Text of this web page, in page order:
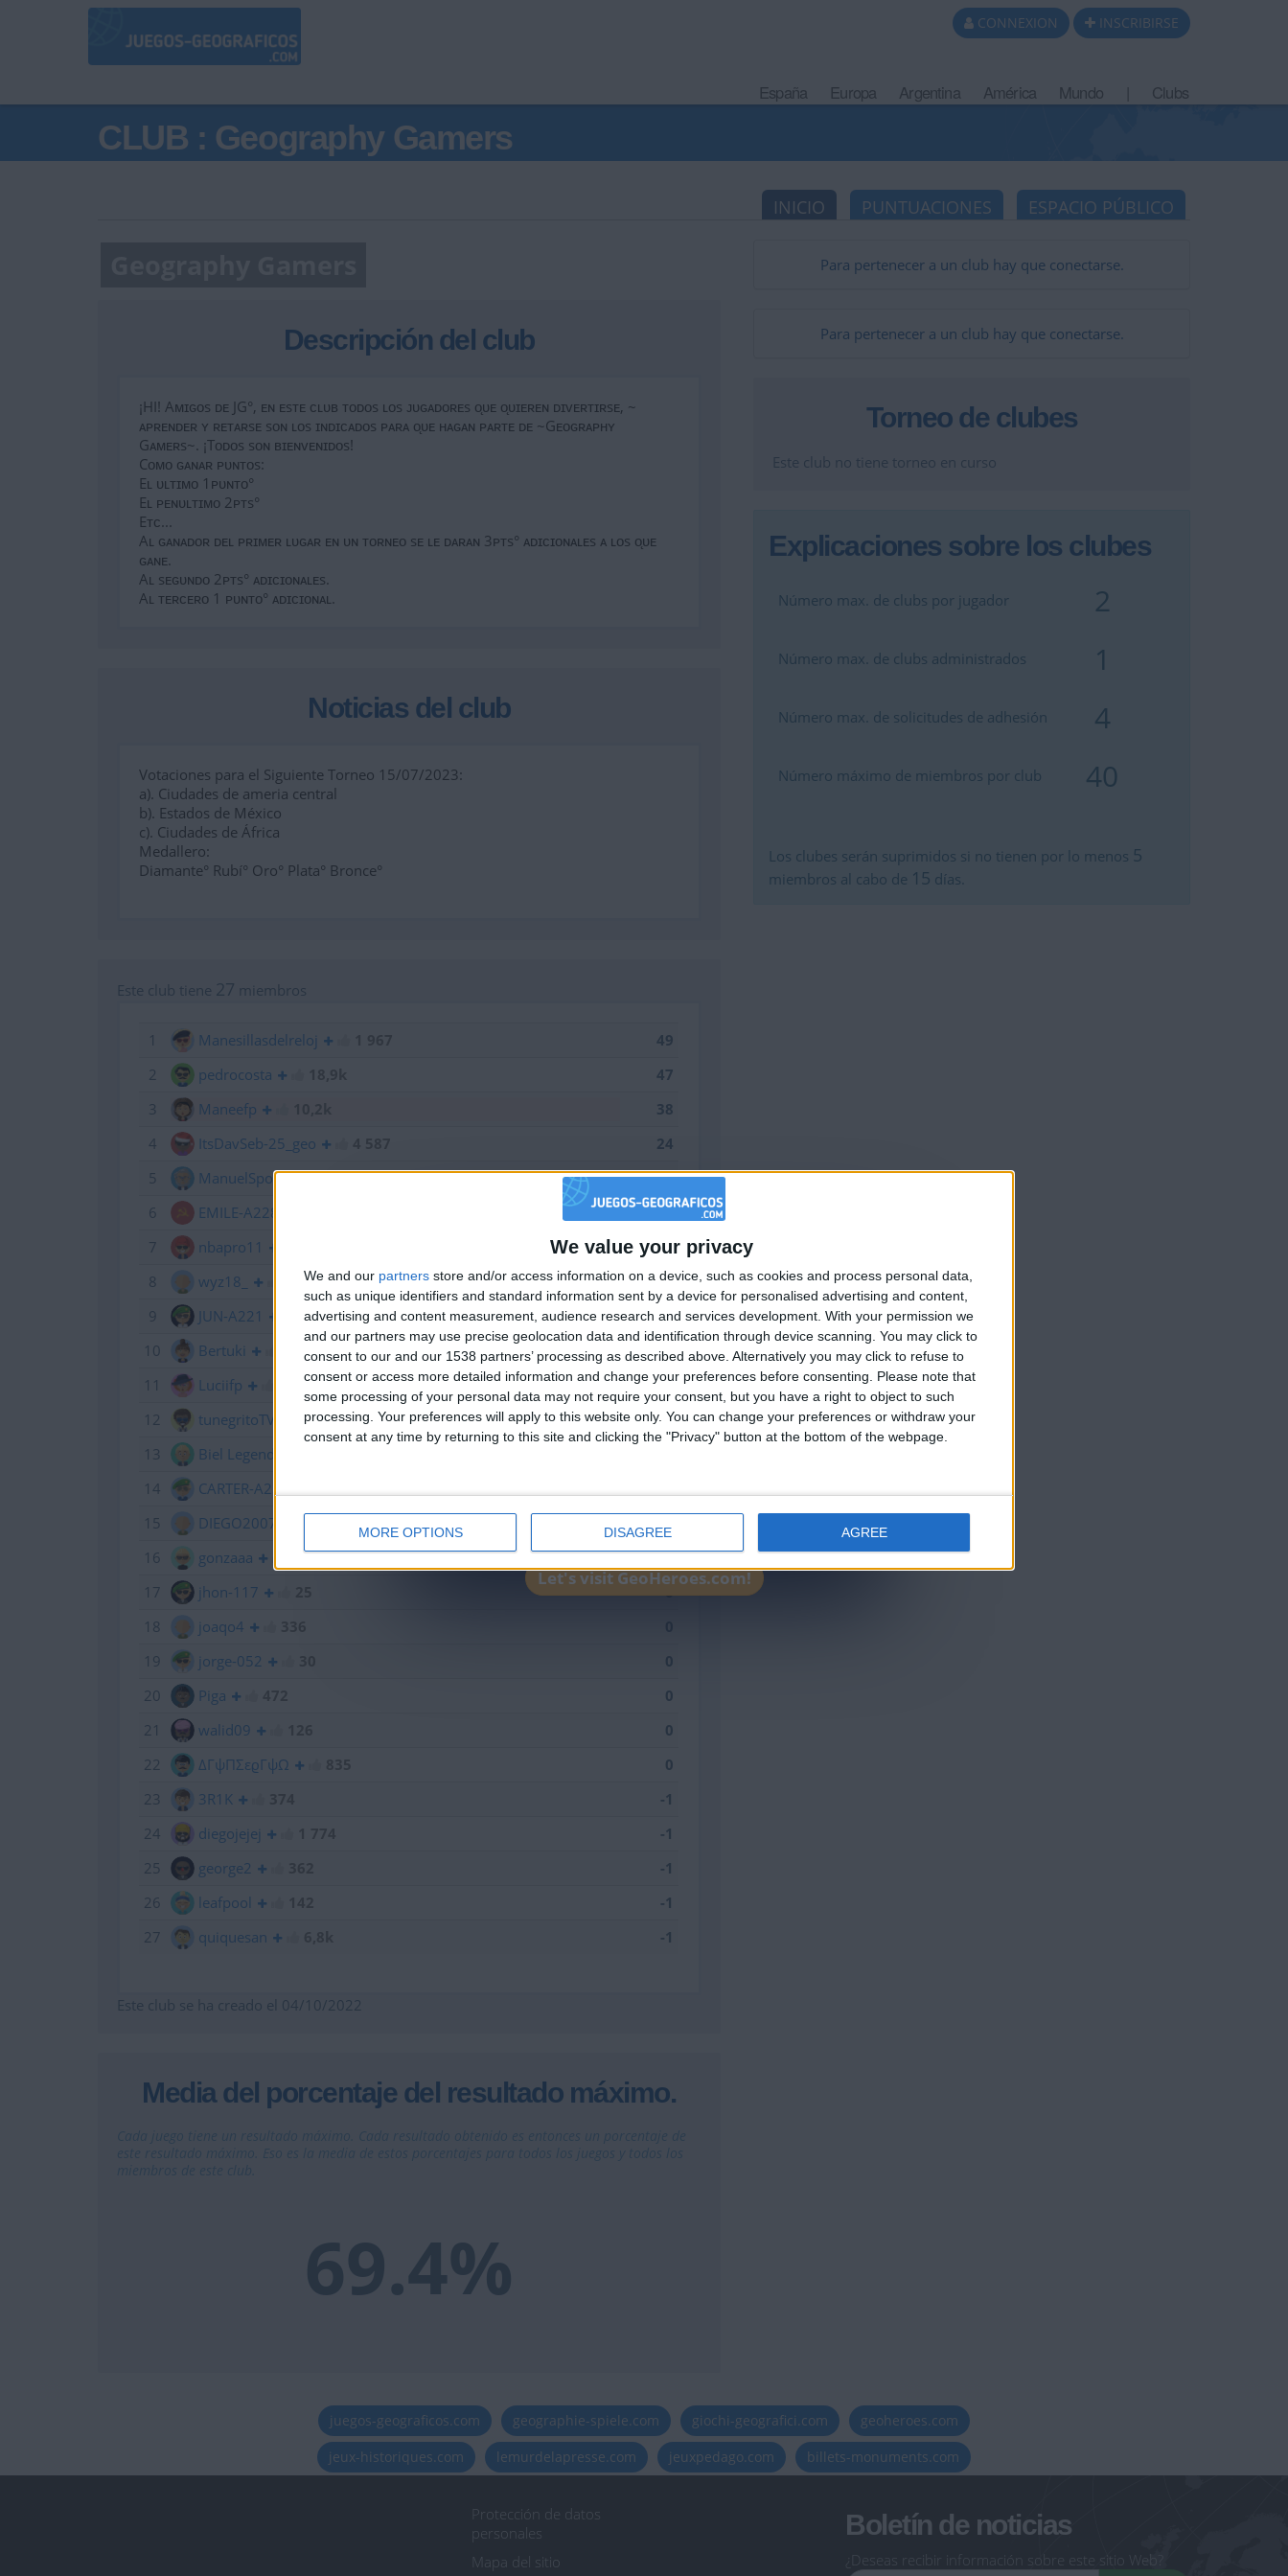
We value your privacy
We and our partners store and/or access information on a device, such as cookies and process personal data,
such as unique identifiers and standard information sent by a device for personalised advertising and content,
advertising and content measurement, audience research and services development. With your permission we
and our partners may use precise geolocation data and identification through device scanning. You may click to
consent to our and our 1538 partners’ processing as described above. Alternatively you may click to refuse to
consent or access more detailed information and change your preferences before consenting.
Please note that
some processing of your personal data may not require your consent, but you have a right to object to such
processing. Your preferences will apply to this website only. You can change your preferences or withdraw your
consent at any time by returning to this site and clicking the "Privacy" button at the bottom of the webpage.
MORE OPTIONS DISAGREE AGREE
CONNEXION INSCRIBIRSE
España Europa Argentina América Mundo Clubs
CLUB : Geography Gamers
INICIO PUNTUACIONES ESPACIO PÚBLICO
Descripción del club
¡HI! Aᴍɪɢᴏs ᴅᴇ JG°, ᴇɴ ᴇsᴛᴇ ᴄʟᴜʙ ᴛᴏᴅᴏs ʟᴏs ᴊᴜɢᴀᴅᴏʀᴇs ᴏ̨ᴜᴇ ᴏ̨ᴜɪᴇʀᴇɴ ᴅɪᴠᴇʀᴛɪʀsᴇ, ~
ᴀᴘʀᴇɴᴅᴇʀ ʏ ʀᴇᴛᴀʀsᴇ sᴏɴ ʟᴏs ɪɴᴅɪᴄᴀᴅᴏs ᴘᴀʀᴀ ᴏ̨ᴜᴇ ʜᴀɢᴀɴ ᴘᴀʀᴛᴇ ᴅᴇ ~Gᴇᴏɢʀᴀᴘʜʏ
Gᴀᴍᴇʀs~. ¡Tᴏᴅᴏs sᴏɴ ʙɪᴇɴᴠᴇɴɪᴅᴏs!
Cᴏᴍᴏ ɢᴀɴᴀʀ ᴘᴜɴᴛᴏs:
Eʟ ᴜʟᴛɪᴍᴏ 1ᴘᴜɴᴛᴏ°
Eʟ ᴘᴇɴᴜʟᴛɪᴍᴏ 2ᴘᴛs°
Eᴛᴄ...
Aʟ ɢᴀɴᴀᴅᴏʀ ᴅᴇʟ ᴘʀɪᴍᴇʀ ʟᴜɢᴀʀ ᴇɴ ᴜɴ ᴛᴏʀɴᴇᴏ sᴇ ʟᴇ ᴅᴀʀᴀɴ 3ᴘᴛs° ᴀᴅɪᴄɪᴏɴᴀʟᴇs ᴀ ʟᴏs ᴏ̨ᴜᴇ
ɢᴀɴᴇ.
Aʟ sᴇɢᴜɴᴅᴏ 2ᴘᴛs° ᴀᴅɪᴄɪᴏɴᴀʟᴇs.
Aʟ ᴛᴇʀᴄᴇʀᴏ 1 ᴘᴜɴᴛᴏ° ᴀᴅɪᴄɪᴏɴᴀʟ.
Noticias del club
Votaciones para el Siguiente Torneo 15/07/2023:
a). Ciudades de ameria central
b). Estados de México
c). Ciudades de África
Medallero:
Diamante° Rubí° Oro° Plata° Bronce°
Este club tiene 27 miembros
1 Manesillasdelreloj
49
2
pedrocosta
47
3
Maneefp
38
4
ItsDavSeb-25_geo
24
5
ManuelSpock 9,7k
23
6
EMILE-A228
14
7
nbapro11
8
8
wyz18_ 7,2k
5
9
JUN-A221 428
4
10
Bertuki 1 050
3
11
Luciifp 623
2
12
tunegritoTV 822
1
13
Biel Legend
14
CARTER-A259
15
DIEGO2007
0
16
gonzaaa 1 014
0
17
jhon-117
0
18
joaqo4
19
jorge-052
0
20
Piga
0
21
walid09
0
22
ΔΓψΠΣεϱΓψΩ
0
23
3R1K
-1
24
diegojejej
-1
25
george2
-1
26
leafpool
-1
27
quiquesan -1
Este club se ha creado el 04/10/2022
Media del porcentaje del resultado máximo.
69.4%
Para pertenecer a un club hay que conectarse.
Para pertenecer a un club hay que conectarse.
Torneo de clubes
Este club no tiene torneo en curso
Explicaciones sobre los clubes
Número max. de clubs por jugador 2
Número max. de clubs administrados 1
Número max. de solicitudes de adhesión 4
Número máximo de miembros por club 40
Los clubes serán suprimidos si no tienen por lo menos 5
miembros al cabo de 15 días.
juegos-geograficos.com geographie-spiele.com giochi-geografici.com
geoheroes.com
jeux-historiques.com
lemurdelapresse.com jeuxpedago.com billets-monuments.com
Protección de datos
personales
Mapa del sitio
Boletín de noticias
¿Deseas recibir información sobre este sitio Web?
🇺🇸 We noticed you’re visiting from
an English-speaking country
Join our American version now and be among
the firsts to submit your score on our
leaderboards!
Let's visit GeoHeroes.com!